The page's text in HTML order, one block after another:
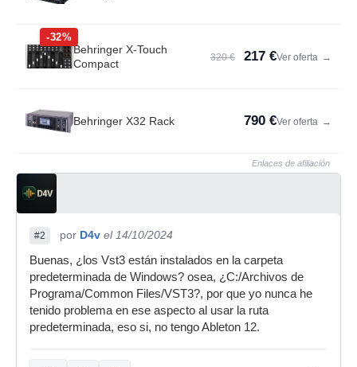
-32%
Behringer X-Touch
Compact
320 € 217 €Ver oferta →
Behringer X32 Rack 790 €Ver oferta →
Enlaces de afiliación
#2 por D4v el 14/10/2024
Buenas, ¿los Vst3 están instalados en la carpeta
predeterminada de Windows? osea, ¿C:/Archivos de
Programa/Common Files/VST3?, por que yo nunca he
tenido problema en ese aspecto al usar la ruta
predeterminada, eso si, no tengo Ableton 12.